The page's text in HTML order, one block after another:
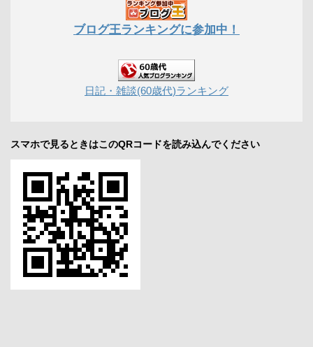
ブログ王ランキングに参加中！
日記・雑談(60歳代)ランキング
スマホで見るときはこのQRコードを読み込んでください